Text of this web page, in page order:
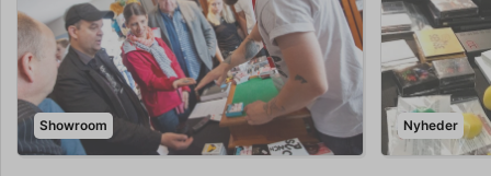
Showroom Nyheder